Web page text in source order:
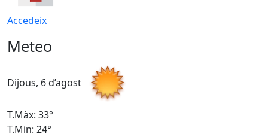
Accedeix
Meteo
Dijous, 6 d’agost
T.Màx: 33°
T.Min: 24°